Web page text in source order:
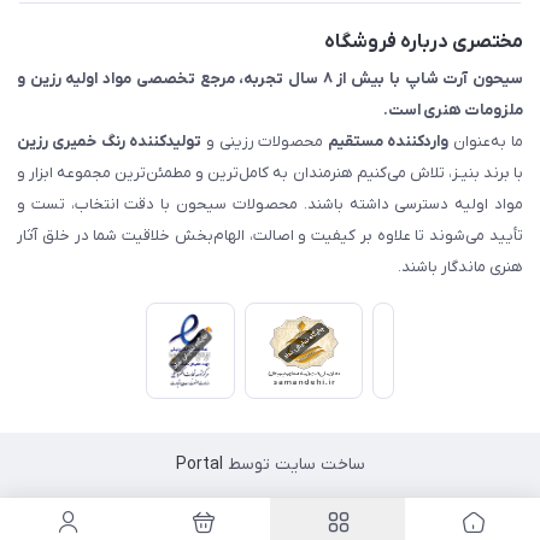
مختصری درباره فروشگاه
سیحون آرت شاپ با بیش از ۸ سال تجربه، مرجع تخصصی مواد اولیه رزین و
ملزومات هنری است.
ما به‌عنوان واردکننده مستقیم محصولات رزینی و تولیدکننده رنگ خمیری رزین
با برند بنیـز، تلاش می‌کنیم هنرمندان به کامل‌ترین و مطمئن‌ترین مجموعه ابزار و
مواد اولیه دسترسی داشته باشند. محصولات سیحون با دقت انتخاب، تست و
تأیید می‌شوند تا علاوه بر کیفیت و اصالت، الهام‌بخش خلاقیت شما در خلق آثار
هنری ماندگار باشند.
ساخت سایت توسط Portal